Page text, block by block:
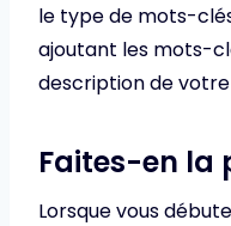
le type de mots-
ajoutant les mots-
description de votre
Faites-en la
Lorsque vous